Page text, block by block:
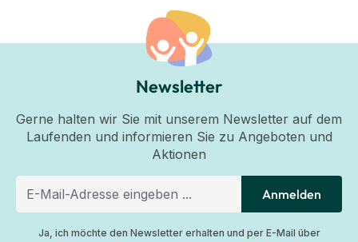
Newsletter
Gerne halten wir Sie mit unserem Newsletter auf dem
Laufenden und informieren Sie zu Angeboten und
Aktionen
Anmelden
Ja, ich möchte den Newsletter erhalten und per E-Mail über